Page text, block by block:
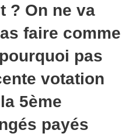
? On ne va
faire comme
pas
votation
5ème
payés